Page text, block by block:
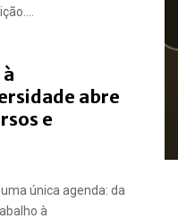
abre
e
única agenda: da
à